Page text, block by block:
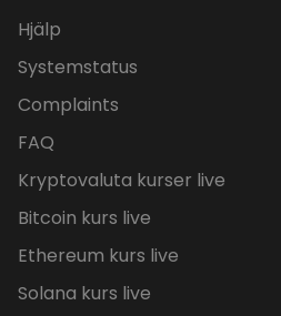
Hjälp
Systemstatus
Complaints
FAQ
Kryptovaluta kurser live
Bitcoin kurs live
Ethereum kurs live
Solana kurs live